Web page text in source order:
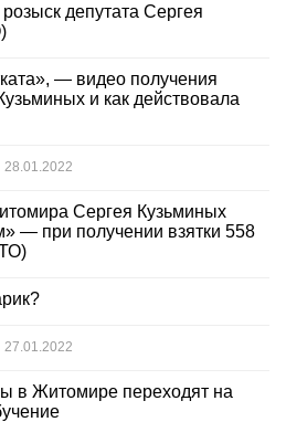
депутата Сергея
— видео получения
и как действовала
28.01.2022
Сергея Кузьминых
— при получении взятки 558
27.01.2022
в Житомире переходят на